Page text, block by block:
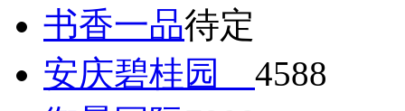
书香一品待定
安庆碧桂园 4588